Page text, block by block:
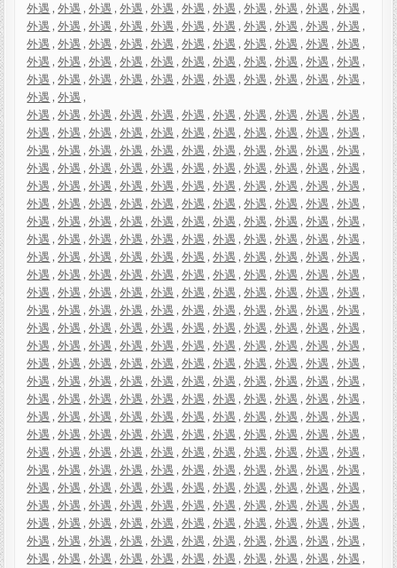
外遇 ,外遇 ,外遇 ,外遇 ,外遇 ,外遇 ,外遇 ,外遇 ,外遇 ,外遇 ,外遇 ,
外遇 ,外遇 ,外遇 ,外遇 ,外遇 ,外遇 ,外遇 ,外遇 ,外遇 ,外遇 ,外遇 ,
外遇 ,外遇 ,外遇 ,外遇 ,外遇 ,外遇 ,外遇 ,外遇 ,外遇 ,外遇 ,外遇 ,
外遇 ,外遇 ,外遇 ,外遇 ,外遇 ,外遇 ,外遇 ,外遇 ,外遇 ,外遇 ,外遇 ,
外遇 ,外遇 ,外遇 ,外遇 ,外遇 ,外遇 ,外遇 ,外遇 ,外遇 ,外遇 ,外遇 ,
外遇 ,外遇 ,
外遇 ,外遇 ,外遇 ,外遇 ,外遇 ,外遇 ,外遇 ,外遇 ,外遇 ,外遇 ,外遇 ,
外遇 ,外遇 ,外遇 ,外遇 ,外遇 ,外遇 ,外遇 ,外遇 ,外遇 ,外遇 ,外遇 ,
外遇 ,外遇 ,外遇 ,外遇 ,外遇 ,外遇 ,外遇 ,外遇 ,外遇 ,外遇 ,外遇 ,
外遇 ,外遇 ,外遇 ,外遇 ,外遇 ,外遇 ,外遇 ,外遇 ,外遇 ,外遇 ,外遇 ,
外遇 ,外遇 ,外遇 ,外遇 ,外遇 ,外遇 ,外遇 ,外遇 ,外遇 ,外遇 ,外遇 ,
外遇 ,外遇 ,外遇 ,外遇 ,外遇 ,外遇 ,外遇 ,外遇 ,外遇 ,外遇 ,外遇 ,
外遇 ,外遇 ,外遇 ,外遇 ,外遇 ,外遇 ,外遇 ,外遇 ,外遇 ,外遇 ,外遇 ,
外遇 ,外遇 ,外遇 ,外遇 ,外遇 ,外遇 ,外遇 ,外遇 ,外遇 ,外遇 ,外遇 ,
外遇 ,外遇 ,外遇 ,外遇 ,外遇 ,外遇 ,外遇 ,外遇 ,外遇 ,外遇 ,外遇 ,
外遇 ,外遇 ,外遇 ,外遇 ,外遇 ,外遇 ,外遇 ,外遇 ,外遇 ,外遇 ,外遇 ,
外遇 ,外遇 ,外遇 ,外遇 ,外遇 ,外遇 ,外遇 ,外遇 ,外遇 ,外遇 ,外遇 ,
外遇 ,外遇 ,外遇 ,外遇 ,外遇 ,外遇 ,外遇 ,外遇 ,外遇 ,外遇 ,外遇 ,
外遇 ,外遇 ,外遇 ,外遇 ,外遇 ,外遇 ,外遇 ,外遇 ,外遇 ,外遇 ,外遇 ,
外遇 ,外遇 ,外遇 ,外遇 ,外遇 ,外遇 ,外遇 ,外遇 ,外遇 ,外遇 ,外遇 ,
外遇 ,外遇 ,外遇 ,外遇 ,外遇 ,外遇 ,外遇 ,外遇 ,外遇 ,外遇 ,外遇 ,
外遇 ,外遇 ,外遇 ,外遇 ,外遇 ,外遇 ,外遇 ,外遇 ,外遇 ,外遇 ,外遇 ,
外遇 ,外遇 ,外遇 ,外遇 ,外遇 ,外遇 ,外遇 ,外遇 ,外遇 ,外遇 ,外遇 ,
外遇 ,外遇 ,外遇 ,外遇 ,外遇 ,外遇 ,外遇 ,外遇 ,外遇 ,外遇 ,外遇 ,
外遇 ,外遇 ,外遇 ,外遇 ,外遇 ,外遇 ,外遇 ,外遇 ,外遇 ,外遇 ,外遇 ,
外遇 ,外遇 ,外遇 ,外遇 ,外遇 ,外遇 ,外遇 ,外遇 ,外遇 ,外遇 ,外遇 ,
外遇 ,外遇 ,外遇 ,外遇 ,外遇 ,外遇 ,外遇 ,外遇 ,外遇 ,外遇 ,外遇 ,
外遇 ,外遇 ,外遇 ,外遇 ,外遇 ,外遇 ,外遇 ,外遇 ,外遇 ,外遇 ,外遇 ,
外遇 ,外遇 ,外遇 ,外遇 ,外遇 ,外遇 ,外遇 ,外遇 ,外遇 ,外遇 ,外遇 ,
外遇 ,外遇 ,外遇 ,外遇 ,外遇 ,外遇 ,外遇 ,外遇 ,外遇 ,外遇 ,外遇 ,
外遇 ,外遇 ,外遇 ,外遇 ,外遇 ,外遇 ,外遇 ,外遇 ,外遇 ,外遇 ,外遇 ,
外遇 ,外遇 ,外遇 ,外遇 ,外遇 ,外遇 ,外遇 ,外遇 ,外遇 ,外遇 ,外遇 ,